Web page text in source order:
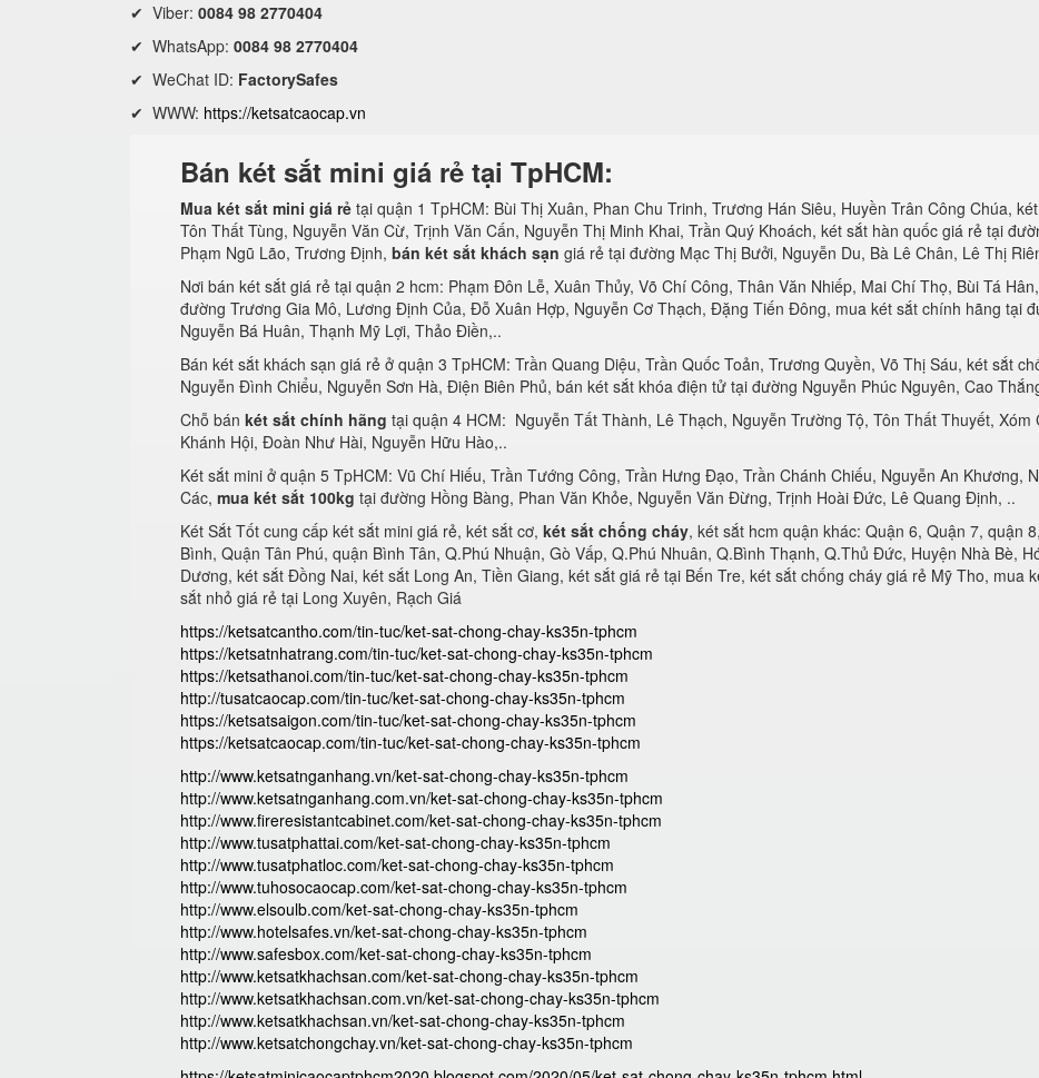
✔ Viber: 0084 98 2770404
✔ WhatsApp: 0084 98 2770404
✔ WeChat ID: FactorySafes
✔ WWW: https://ketsatcaocap.vn
Bán két sắt mini giá rẻ tại TpHCM:
Mua két sắt mini giá rẻ tại quận 1 TpHCM: Bùi Thị Xuân, Phan Chu Trinh, Trương Hán Siêu, Huyền Trân Công Chúa,
Tôn Thất Tùng, Nguyễn Văn Cừ, Trịnh Văn Cấn, Nguyễn Thị Minh Khai, Trần Quý Khoách, két sắt hàn quốc giá rẻ tại
Phạm Ngũ Lão, Trương Định, bán két sắt khách sạn giá rẻ tại đường Mạc Thị Bưởi, Nguyễn Du, Bà Lê Chân, Lê Thị
Nơi bán két sắt giá rẻ tại quận 2 hcm: Phạm Đôn Lễ, Xuân Thủy, Võ Chí Công, Thân Văn Nhiếp, Mai Chí Thọ, Bùi Tá
đường Trương Gia Mô, Lương Định Của, Đỗ Xuân Hợp, Nguyễn Cơ Thạch, Đặng Tiến Đông, mua két sắt chính hãng tại
Nguyễn Bá Huân, Thạnh Mỹ Lợi, Thảo Điền,..
Bán két sắt khách sạn giá rẻ ở quận 3 TpHCM: Trần Quang Diệu, Trần Quốc Toản, Trương Quyền, Võ Thị Sáu, két sắt
Nguyễn Đình Chiểu, Nguyễn Sơn Hà, Điện Biên Phủ, bán két sắt khóa điện tử tại đường Nguyễn Phúc Nguyên, Cao
Chỗ bán két sắt chính hãng tại quận 4 HCM: Nguyễn Tất Thành, Lê Thạch, Nguyễn Trường Tộ, Tôn Thất Thuyết,
Khánh Hội, Đoàn Như Hài, Nguyễn Hữu Hào,..
Két sắt mini ở quận 5 TpHCM: Vũ Chí Hiếu, Trần Tướng Công, Trần Hưng Đạo, Trần Chánh Chiếu, Nguyễn An Khương,
Các, mua két sắt 100kg tại đường Hồng Bàng, Phan Văn Khỏe, Nguyễn Văn Đừng, Trịnh Hoài Đức, Lê Quang Định, ..
Két Sắt Tốt cung cấp két sắt mini giá rẻ, két sắt cơ, két sắt chống cháy, két sắt hcm quận khác: Quận 6, Quận 7, quận
Bình, Quận Tân Phú, quận Bình Tân, Q.Phú Nhuận, Gò Vấp, Q.Phú Nhuân, Q.Bình Thạnh, Q.Thủ Đức, Huyện Nhà Bè,
Dương, két sắt Đồng Nai, két sắt Long An, Tiền Giang, két sắt giá rẻ tại Bến Tre, két sắt chống cháy giá rẻ Mỹ Tho,
sắt nhỏ giá rẻ tại Long Xuyên, Rạch Giá
https://ketsatcantho.com/tin-tuc/ket-sat-chong-chay-ks35n-tphcm
https://ketsatnhatrang.com/tin-tuc/ket-sat-chong-chay-ks35n-tphcm
https://ketsathanoi.com/tin-tuc/ket-sat-chong-chay-ks35n-tphcm
http://tusatcaocap.com/tin-tuc/ket-sat-chong-chay-ks35n-tphcm
https://ketsatsaigon.com/tin-tuc/ket-sat-chong-chay-ks35n-tphcm
https://ketsatcaocap.com/tin-tuc/ket-sat-chong-chay-ks35n-tphcm
http://www.ketsatnganhang.vn/ket-sat-chong-chay-ks35n-tphcm
http://www.ketsatnganhang.com.vn/ket-sat-chong-chay-ks35n-tphcm
http://www.fireresistantcabinet.com/ket-sat-chong-chay-ks35n-tphcm
http://www.tusatphattai.com/ket-sat-chong-chay-ks35n-tphcm
http://www.tusatphatloc.com/ket-sat-chong-chay-ks35n-tphcm
http://www.tuhosocaocap.com/ket-sat-chong-chay-ks35n-tphcm
http://www.elsoulb.com/ket-sat-chong-chay-ks35n-tphcm
http://www.hotelsafes.vn/ket-sat-chong-chay-ks35n-tphcm
http://www.safesbox.com/ket-sat-chong-chay-ks35n-tphcm
http://www.ketsatkhachsan.com/ket-sat-chong-chay-ks35n-tphcm
http://www.ketsatkhachsan.com.vn/ket-sat-chong-chay-ks35n-tphcm
http://www.ketsatkhachsan.vn/ket-sat-chong-chay-ks35n-tphcm
http://www.ketsatchongchay.vn/ket-sat-chong-chay-ks35n-tphcm